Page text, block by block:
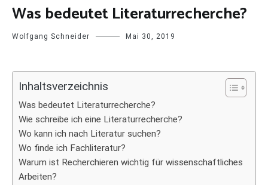
Was bedeutet Literaturrecherche?
Wolfgang Schneider Mai 30, 2019
Inhaltsverzeichnis
Was bedeutet Literaturrecherche?
Wie schreibe ich eine Literaturrecherche?
Wo kann ich nach Literatur suchen?
Wo finde ich Fachliteratur?
Warum ist Recherchieren wichtig für wissenschaftliches
Arbeiten?